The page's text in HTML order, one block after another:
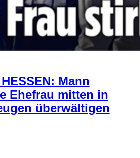
Mann
Ehefrau mitten in
überwältigen